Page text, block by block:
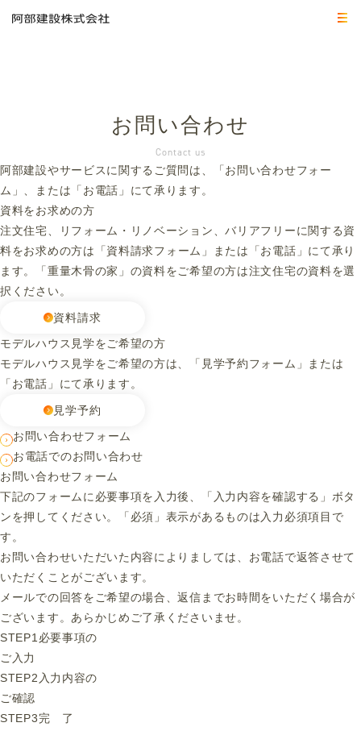
お問い合わせ
Contact us
阿部建設やサービスに関するご質問は、「お問い合わせフォー
ム」、または「お電話」にて承ります。
資料をお求めの方
注文住宅、リフォーム・リノベーション、バリアフリーに関する資
料をお求めの方は
「資料請求フォーム」
または「お電話」にて承り
ます。「重量木骨の家」の資料をご希望の方は注文住宅の資料を選
択ください。
資料請求
モデルハウス見学をご希望の方
モデルハウス見学をご希望の方は、「見学予約フォーム」または
「お電話」にて承ります。
見学予約
お問い合わせフォーム
お電話でのお問い合わせ
お問い合わせフォーム
下記のフォームに必要事項を入力後、「入力内容を確認する」ボタ
ンを押してください。「必須」表示があるものは入力必須項目で
す。
お問い合わせいただいた内容によりましては、お電話で返答させて
いただくことがございます。
メールでの回答をご希望の場合、返信までお時間をいただく場合が
ございます。あらかじめご了承くださいませ。
STEP1 必要事項の
ご入力
STEP2 入力内容の
ご確認
STEP3完 了